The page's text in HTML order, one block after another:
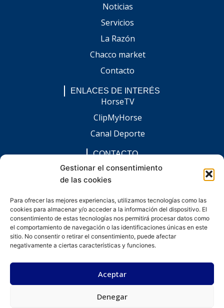
Gestionar el consentimiento
de las cookies
Para ofrecer las mejores experiencias, utilizamos tecnologías como las
cookies para almacenar y/o acceder a la información del dispositivo. El
consentimiento de estas tecnologías nos permitirá procesar datos como
el comportamiento de navegación o las identificaciones únicas en este
sitio. No consentir o retirar el consentimiento, puede afectar
negativamente a ciertas características y funciones.
Aceptar
Denegar
Noticias
Servicios
La Razón
Chacco market
Contacto
ENLACES DE INTERÉS
HorseTV
ClipMyHorse
Canal Deporte
CONTACTO
comunicacion@chaccoinfo.com
Presentes en todo el ámbito nacional
F
a
c
e
b
o
I
n
s
t
a
g
L
i
n
k
e
d
i
n
E
n
v
e
l
o
W
h
a
t
s
Desarrollado por kitdigital.dev